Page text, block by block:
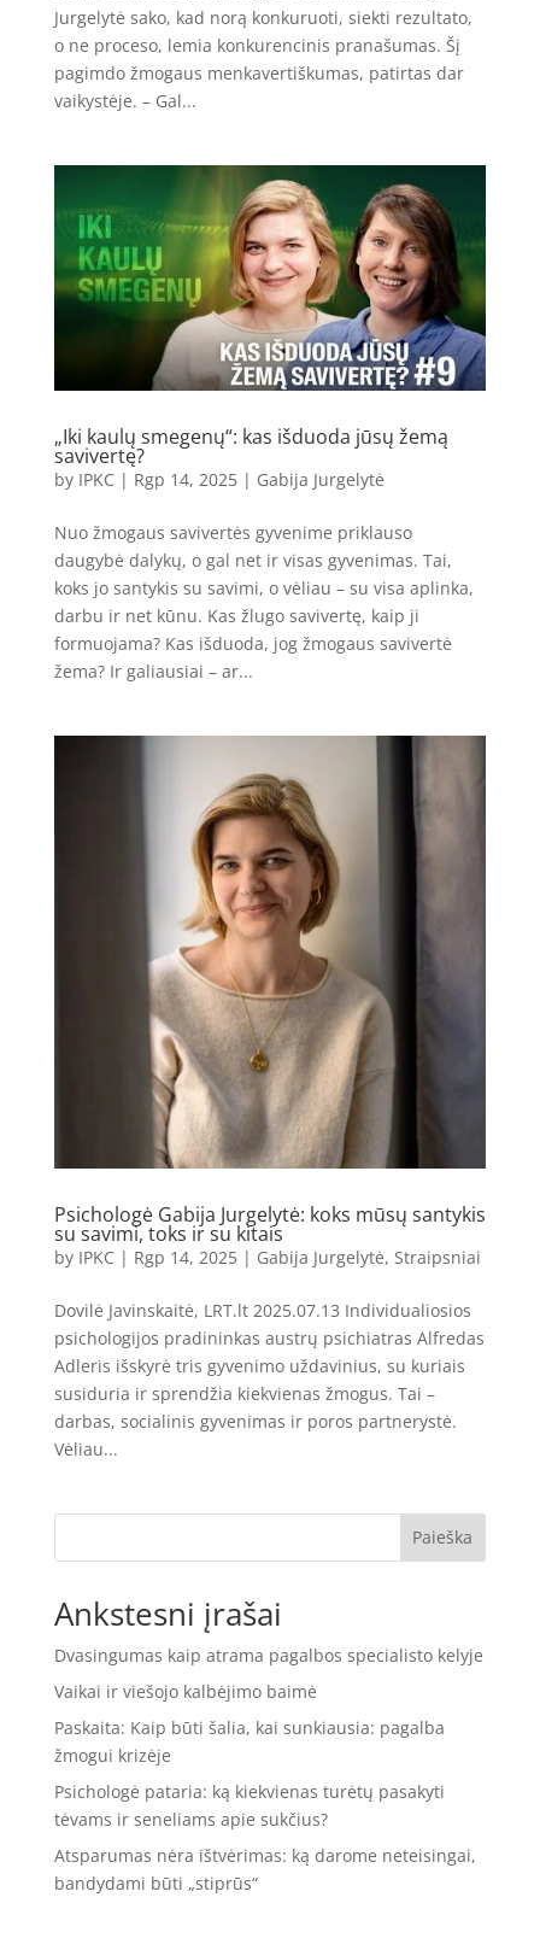
Jurgelytė sako, kad norą konkuruoti, siekti rezultato,
o ne proceso, lemia konkurencinis pranašumas. Šį
pagimdo žmogaus menkavertiškumas, patirtas dar
vaikystėje. – Gal...
„Iki kaulų smegenų“: kas išduoda jūsų žemą
savivertę?
by IPKC | Rgp 14, 2025| Gabija Jurgelytė
Nuo žmogaus savivertės gyvenime priklauso
daugybė dalykų, o gal net ir visas gyvenimas. Tai,
koks jo santykis su savimi, o vėliau – su visa aplinka,
darbu ir net kūnu. Kas žlugo savivertę, kaip ji
formuojama? Kas išduoda, jog žmogaus savivertė
žema? Ir galiausiai – ar...
Psichologė Gabija Jurgelytė: koks mūsų santykis
su savimi, toks ir su kitais
by IPKC | Rgp 14, 2025| Gabija Jurgelytė, Straipsniai
Dovilė Javinskaitė, LRT.lt 2025.07.13 Individualiosios
psichologijos pradininkas austrų psichiatras Alfredas
Adleris išskyrė tris gyvenimo uždavinius, su kuriais
susiduria ir sprendžia kiekvienas žmogus. Tai –
darbas, socialinis gyvenimas ir poros partnerystė.
Vėliau...
Paieška
Ankstesni įrašai
Dvasingumas kaip atrama pagalbos specialisto kelyje
Vaikai ir viešojo kalbėjimo baimė
Paskaita: Kaip būti šalia, kai sunkiausia: pagalba
žmogui krizėje
Psichologė pataria: ką kiekvienas turėtų pasakyti
tėvams ir seneliams apie sukčius?
Atsparumas nėra ištvėrimas: ką darome neteisingai,
bandydami būti „stiprūs“